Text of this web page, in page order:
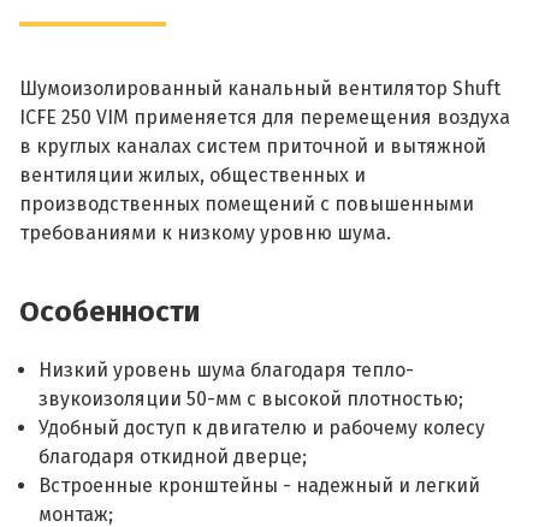
Шумоизолированный канальный вентилятор Shuft
ICFE 250 VIM применяется для перемещения воздуха
в круглых каналах систем приточной и вытяжной
вентиляции жилых, общественных и
производственных помещений с повышенными
требованиями к низкому уровню шума.
Особенности
Низкий уровень шума благодаря тепло-
звукоизоляции 50-мм с высокой плотностью;
Удобный доступ к двигателю и рабочему колесу
благодаря откидной дверце;
Встроенные кронштейны - надежный и легкий
монтаж;